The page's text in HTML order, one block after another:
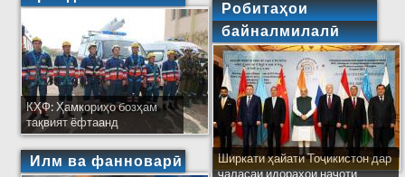
КҲФ: Ҳамкориҳо бозҳам
тақвият ёфтаанд
Илм ва фанноварӣ
Робитаҳои
байналмилалӣ
Ширкати ҳайати Тоҷикистон дар
ҷаласаи идораҳои наҷоти